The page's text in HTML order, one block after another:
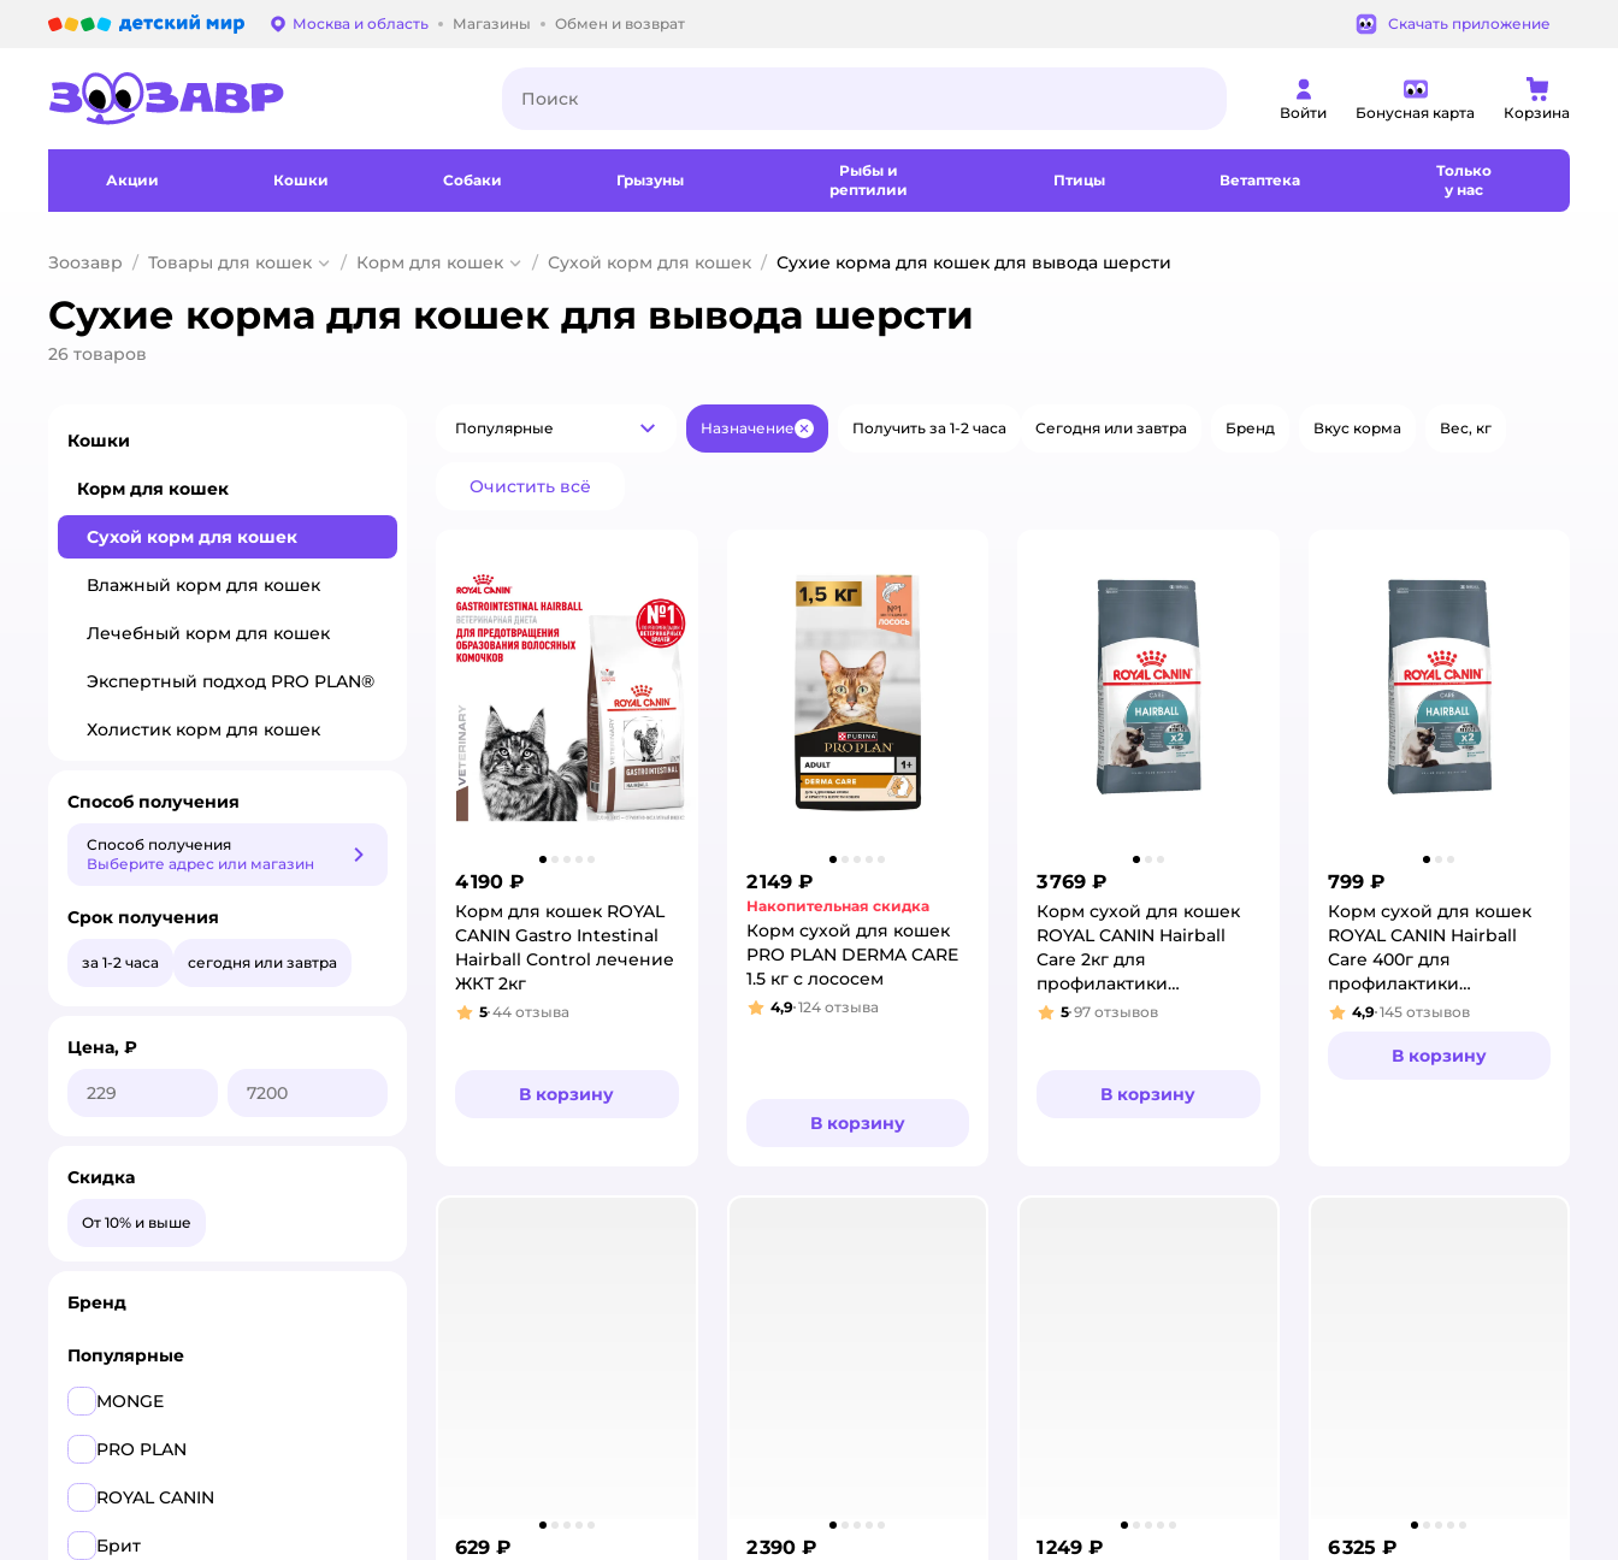
Выбор адреса доставки.
Москва и область Магазины Обмен и возврат Скачать приложение
Войти Бонусная карта Корзина
Акции Кошки Собаки Грызуны
Рыбы и
рептилии
Птицы Ветаптека
Только
у нас
Зоозавр Товары для кошек Корм для кошек Сухой корм для кошек Сухие корма для кошек для вывода шерсти
Сухие корма для кошек для вывода шерсти
26 товаров
Популярные
Популярные Назначение ЗакрытьПолучить за 1-2 часа Сегодня или завтра Бренд Вкус корма Вес, кг
Очистить всё
4 190 ₽
Корм для кошек ROYAL
CANIN Gastro Intestinal
Hairball Control лечение
ЖКТ 2кг
Рейтинг:
5 44 отзыва
В корзину
2 149 ₽
Накопительная скидка
Корм сухой для кошек
PRO PLAN DERMA CARE
1.5 кг с лососем
Рейтинг:
4,9 124 отзыва
В корзину
3 769 ₽
Корм сухой для кошек
ROYAL CANIN Hairball
Care 2кг для
профилактики
образования волосяных
Рейтинг:
5 97 отзывов
В корзину
799 ₽
Корм сухой для кошек
ROYAL CANIN Hairball
Care 400г для
профилактики
образования волосяных
кишечном тракте
Рейтинг:
4,9 145 отзывов
В корзину
629 ₽ 2 390 ₽ 1 249 ₽ 6 325 ₽
Кошки
Корм для кошек
Сухой корм для кошек
Влажный корм для кошек
Лечебный корм для кошек
Экспертный подход PRO PLAN®
Холистик корм для кошек
Способ получения
Способ получения
Выберите адрес или магазин
Способ получения
Срок получения
за 1-2 часа сегодня или завтра
Цена, ₽
Скидка
От 10% и выше
Бренд
Популярные
MONGE
PRO PLAN
ROYAL CANIN
Брит